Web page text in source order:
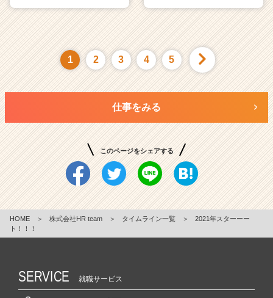
1 2 3 4 5
仕事をみる
このページをシェアする
HOME ＞ 株式会社HR team ＞ タイムライン一覧 ＞
2021年スターーー
ト！！！
SERVICE 就職サービス